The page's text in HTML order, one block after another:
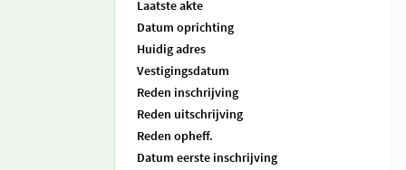
Laatste akte
Datum oprichting
Huidig adres
Vestigingsdatum
Reden inschrijving
Reden uitschrijving
Reden opheff.
Datum eerste inschrijving